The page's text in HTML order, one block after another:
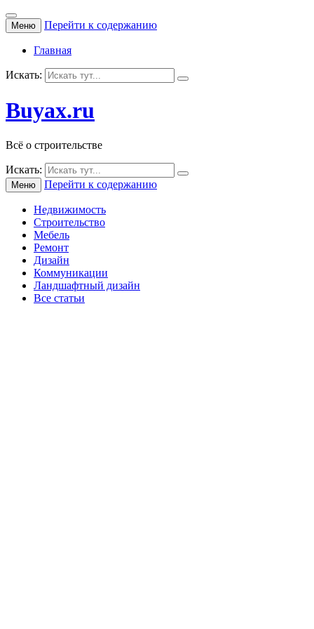
Меню Перейти к содержанию
Главная
Искать:
Buyax.ru
Всё о строительстве
Искать:
Меню Перейти к содержанию
Недвижимость
Строительство
Мебель
Ремонт
Дизайн
Коммуникации
Ландшафтный дизайн
Все статьи